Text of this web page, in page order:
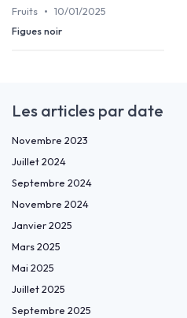
Fruits • 10/01/2025
Figues noir
Les articles par date
Novembre 2023
Juillet 2024
Septembre 2024
Novembre 2024
Janvier 2025
Mars 2025
Mai 2025
Juillet 2025
Septembre 2025